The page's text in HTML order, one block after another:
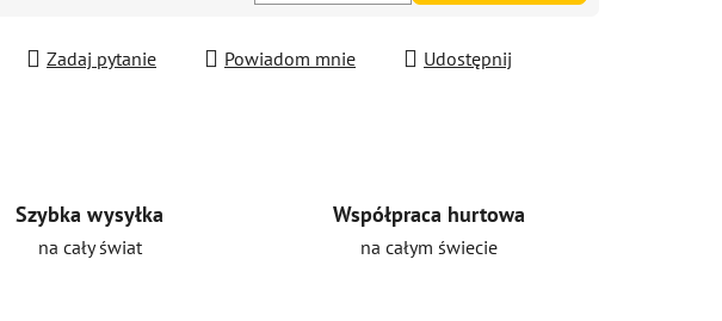
Zadaj pytanie Powiadom mnie Udostępnij
Szybka wysyłka
na cały świat
Współpraca hurtowa
na całym świecie